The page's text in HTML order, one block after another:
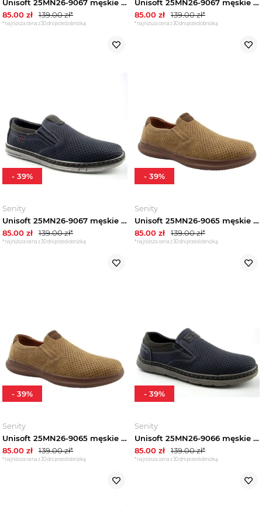
Unisoft 25MN26-9067 męskie półbuty ażurowe wiosenne granatowe
85.00 zł 139.00zł*
*najniższa cena z 30 dni przed obniżką
Unisoft 25MN26-9067 męskie półbuty ażurowe wiosenne brązowe
85.00 zł 139.00zł*
*najniższa cena z 30 dni przed obniżką
Senity
Unisoft 25MN26-9067 męskie półbuty ażurowe wiosenne granatowe
85.00 zł 139.00zł*
*najniższa cena z 30 dni przed obniżką
- 39%
Senity
Unisoft 25MN26-9065 męskie półbuty ażurowe wiosenne brązowe
85.00 zł 139.00zł*
*najniższa cena z 30 dni przed obniżką
- 39%
Senity
Unisoft 25MN26-9065 męskie półbuty ażurowe wiosenne brązowe
85.00 zł 139.00zł*
*najniższa cena z 30 dni przed obniżką
- 39%
Senity
Unisoft 25MN26-9066 męskie półbuty ażurowe wiosenne granatowe
85.00 zł 139.00zł*
*najniższa cena z 30 dni przed obniżką
- 39%